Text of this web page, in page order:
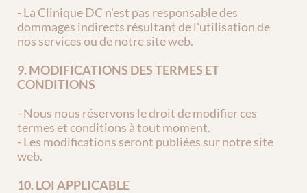
- La Clinique DC n'est pas responsable des
dommages indirects résultant de l'utilisation de
nos services ou de notre site web.
9. MODIFICATIONS DES TERMES ET
CONDITIONS
- Nous nous réservons le droit de modifier ces
termes et conditions à tout moment.
- Les modifications seront publiées sur notre site
web.
10. LOI APPLICABLE